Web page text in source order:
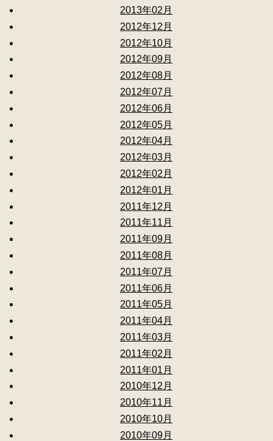
2013年02月
2012年12月
2012年10月
2012年09月
2012年08月
2012年07月
2012年06月
2012年05月
2012年04月
2012年03月
2012年02月
2012年01月
2011年12月
2011年11月
2011年09月
2011年08月
2011年07月
2011年06月
2011年05月
2011年04月
2011年03月
2011年02月
2011年01月
2010年12月
2010年11月
2010年10月
2010年09月